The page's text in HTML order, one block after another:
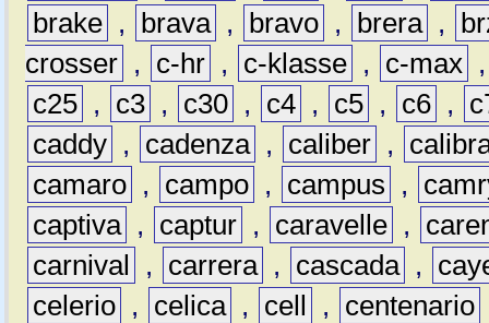
brake , brava , bravo , brera ,
crosser , c-hr , c-klasse , c-max
c25 , c3 , c30 , c4 , c5 , c6 ,
caddy , cadenza , caliber ,
camaro , campo , campus ,
captiva , captur , caravelle ,
carnival
, carrera , cascada ,
celerio , celica , cell , centenario